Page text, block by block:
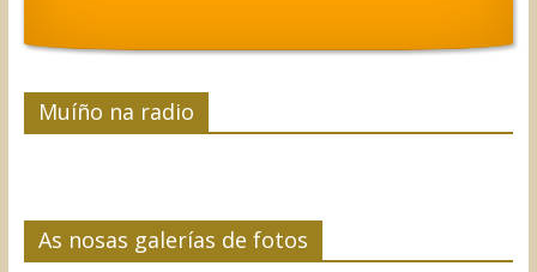
Muíño na radio
As nosas galerías de fotos